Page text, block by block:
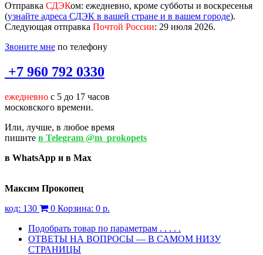
Отправка СДЭКом: ежедневно, кроме субботы и воскресенья
(узнайте адреса СДЭК в вашей стране и в вашем городе).
Следующая отправка Почтой России: 29 июля 2026.
Звоните мне по телефону
+7 960 792 0330
ежедневно с 5 до 17 часов
московского времени.
Или, лучше, в любое время
пишите в Telegram @m_prokopets
в WhatsApp и в Max
Максим Прокопец
код: 130 0 Корзина: 0 р.
Подобрать товар по параметрам . . . . .
ОТВЕТЫ НА ВОПРОСЫ — В САМОМ НИЗУ
СТРАНИЦЫ